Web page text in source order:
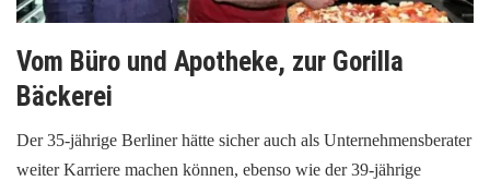
Vom Büro und Apotheke, zur Gorilla
Bäckerei
Der 35-jährige Berliner hätte sicher auch als Unternehmensberater
weiter Karriere machen können, ebenso wie der 39-jährige